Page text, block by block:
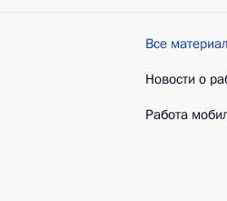
Все
Новости о
Работа